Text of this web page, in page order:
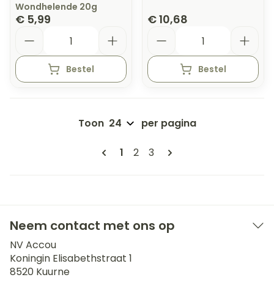
Wondhelende 20g
€ 5,99
Bestel
€ 10,68
Bestel
Pagina's
U lees momenteel pagina
1 Pagina
2 Pagina
3
Toon per pagina
Neem contact met ons op
NV Accou
Koningin Elisabethstraat 1
8520 Kuurne